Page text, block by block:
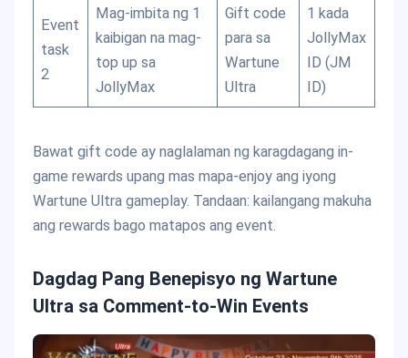
Event
task
2
Mag-imbita ng 1
kaibigan na mag-
top up sa
JollyMax
Gift code
para sa
Wartune
Ultra
1 kada
JollyMax
ID (JM
ID)
Bawat gift code ay naglalaman ng karagdagang in-
game rewards upang mas mapa-enjoy ang iyong
Wartune Ultra gameplay. Tandaan: kailangang makuha
ang rewards bago matapos ang event.
Dagdag Pang Benepisyo ng Wartune
Ultra sa Comment-to-Win Events